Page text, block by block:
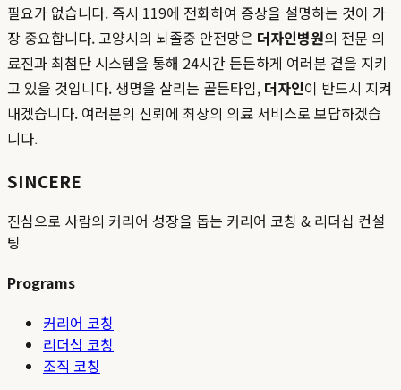
필요가 없습니다. 즉시 119에 전화하여 증상을 설명하는 것이 가
장 중요합니다. 고양시의 뇌졸중 안전망은 더자인병원의 전문 의
료진과 최첨단 시스템을 통해 24시간 든든하게 여러분 곁을 지키
고 있을 것입니다. 생명을 살리는 골든타임, 더자인이 반드시 지켜
내겠습니다. 여러분의 신뢰에 최상의 의료 서비스로 보답하겠습
니다.
SINCERE
진심으로 사람의 커리어 성장을 돕는 커리어 코칭 & 리더십 컨설
팅
Programs
커리어 코칭
리더십 코칭
조직 코칭